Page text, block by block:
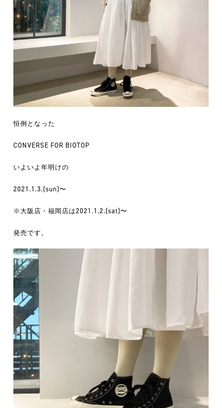
恒例となった
CONVERSE FOR BIOTOP
いよいよ年明けの
2021.1.3.(sun)〜
※大阪店・福岡店は2021.1.2.(sat)〜
発売です。